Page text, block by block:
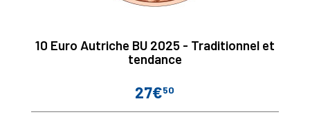
10 Euro Autriche BU 2025 - Traditionnel et
tendance
Prix
27€50